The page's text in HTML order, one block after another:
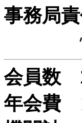
事務局
情
会員数
年会費